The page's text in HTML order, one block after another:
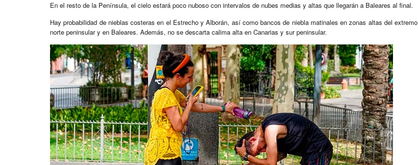
En el resto de la Península, el cielo estará poco nuboso con intervalos de nubes medias y altas que llegarán a Baleares al final.
Hay probabilidad de nieblas costeras en el Estrecho y Alborán, así como bancos de niebla matinales en zonas altas del extremo
norte peninsular y en Baleares. Además, no se descarta calima alta en Canarias y sur peninsular.